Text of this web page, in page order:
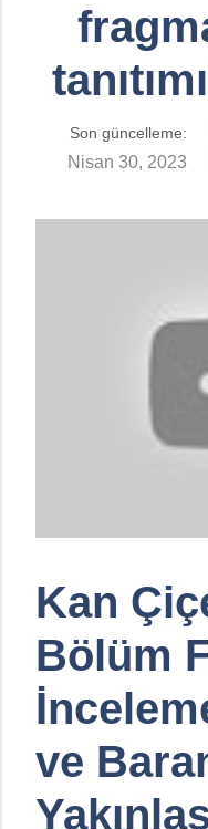
Son güncelleme:
Nisan 30, 2023
Kan
Bölüm
ve